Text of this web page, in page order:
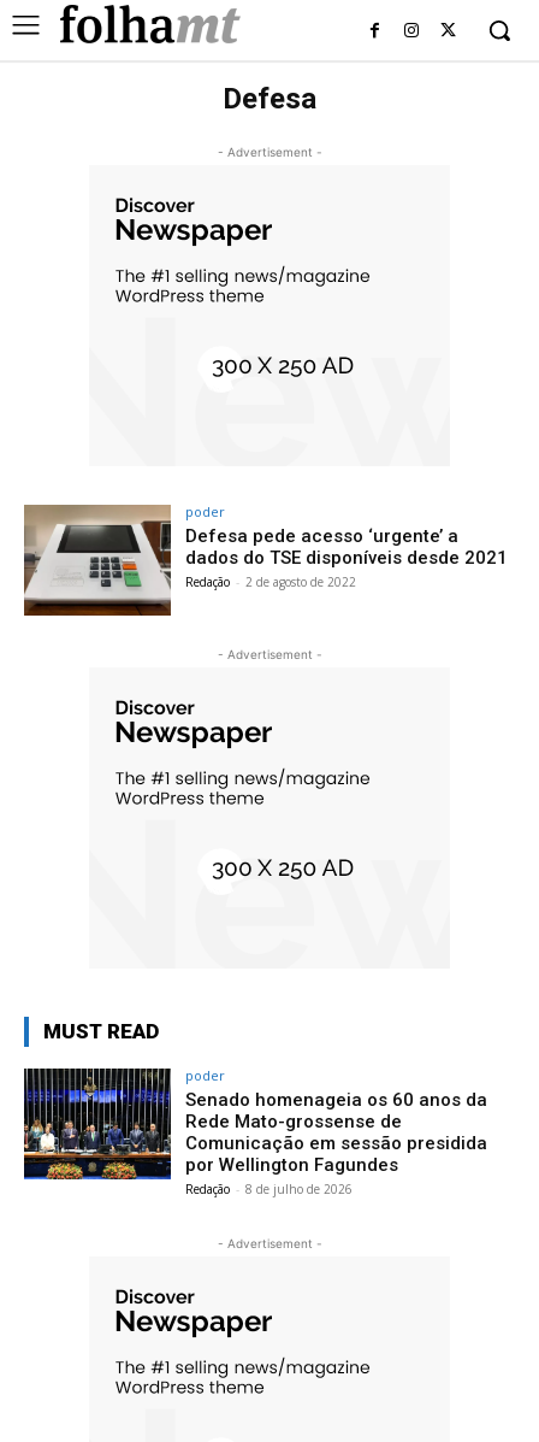
Defesa
- Advertisement -
poder
Defesa pede acesso ‘urgente’ a
dados do TSE disponíveis desde 2021
Redação - 2 de agosto de 2022
- Advertisement -
MUST READ
poder
Senado homenageia os 60 anos da
Rede Mato-grossense de
Comunicação em sessão presidida
por Wellington Fagundes
Redação - 8 de julho de 2026
- Advertisement -